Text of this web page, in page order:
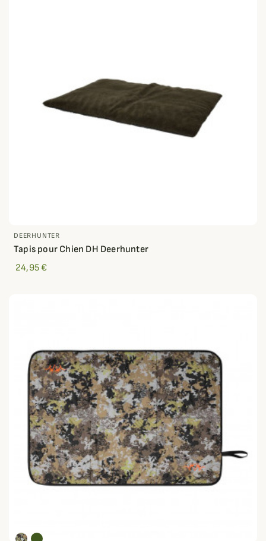
DEERHUNTER
Tapis pour Chien DH Deerhunter
24,95 €